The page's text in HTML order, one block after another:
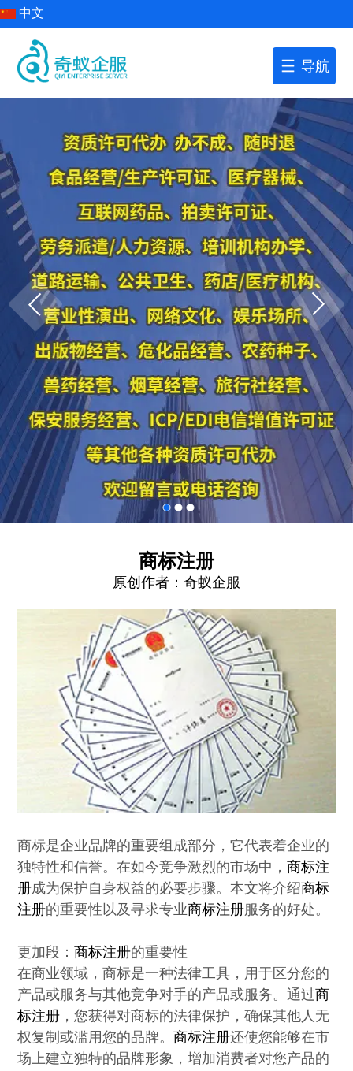
中文
导航
商标注册
原创作者： 奇蚁企服
商标是企业品牌的重要组成部分，它代表着企业的
独特性和信誉。在如今竞争激烈的市场中，商标注
册成为保护自身权益的必要步骤。本文将介绍商标
注册的重要性以及寻求专业商标注册服务的好处。
更加段：商标注册的重要性
在商业领域，商标是一种法律工具，用于区分您的
产品或服务与其他竞争对手的产品或服务。通过商
标注册 ，您获得对商标的法律保护，确保其他人无
权复制或滥用您的品牌。商标注册还使您能够在市
场上建立独特的品牌形象，增加消费者对您产品的